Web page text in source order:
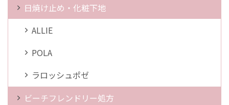
日焼け止め・化粧下地
ALLIE
POLA
ラロッシュポゼ
ビーチフレンドリー処方